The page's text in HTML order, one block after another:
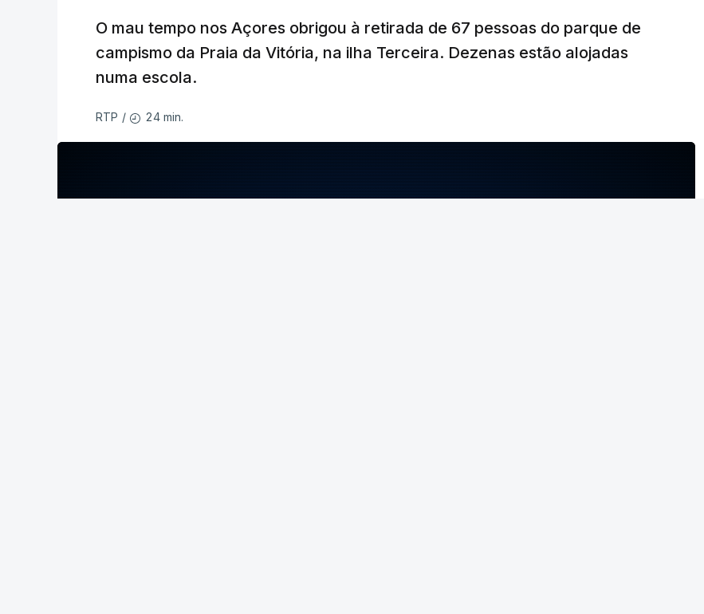
O mau tempo nos Açores obrigou à retirada de 67 pessoas do parque de
campismo da Praia da Vitória, na ilha Terceira. Dezenas estão alojadas
numa escola.
RTP / 24 min.